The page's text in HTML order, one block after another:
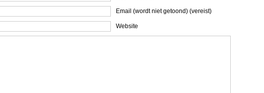
Email (wordt niet getoond) (vereist)
Website